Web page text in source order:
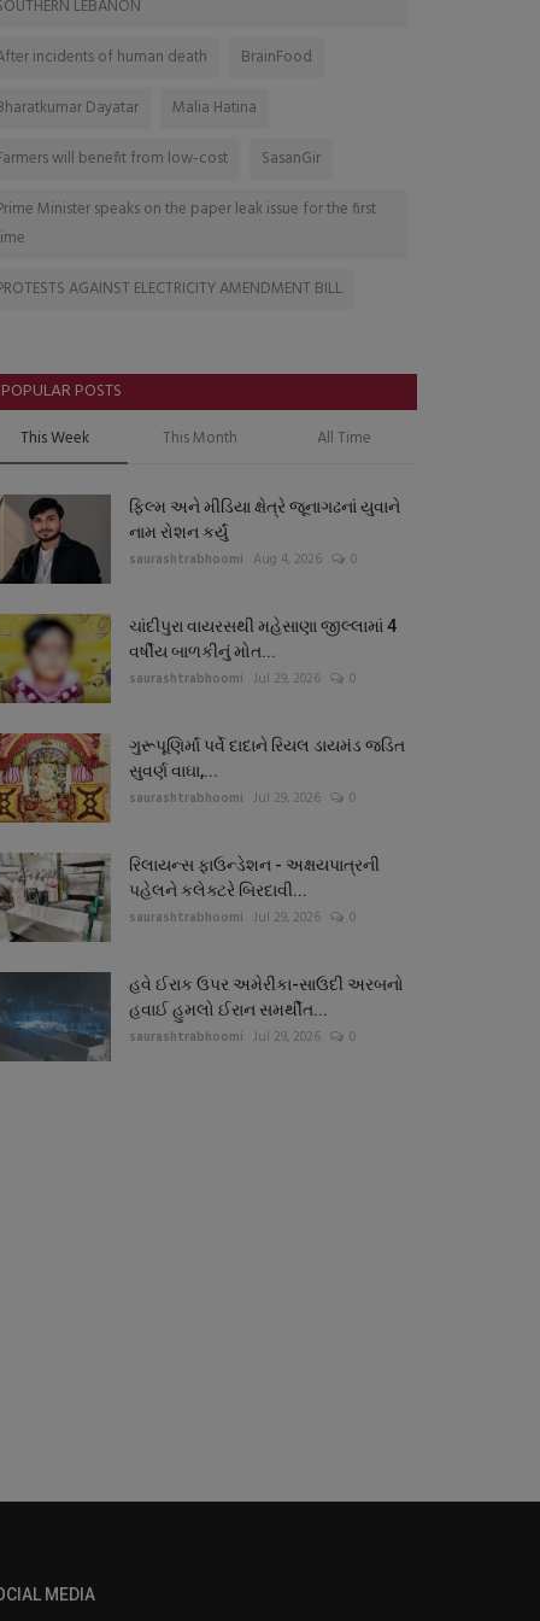
LEBANON
incidents of human death
BrainFood
Dayatar
Malia Hatina
will benefit from low-cost
SasanGir
Minister speaks on the paper leak issue for the first
AGAINST ELECTRICITY AMENDMENT BILL
POPULAR POSTS
This Week This Month All Time
ફિલ્મ અને મીડિયા ક્ષેત્રે જૂનાગઢનાં યુવાને
નામ રોશન કર્યું
saurashtrabhoomi Aug 4, 2026 0
ચાંદીપુરા વાયરસથી મહેસાણા જીલ્લામાં 4
વર્ષીય બાળકીનું મોત...
saurashtrabhoomi Jul 29, 2026 0
ગુરૂપૂણિર્માં પર્વે દાદાને રિયલ ડાયમંડ જડિત
સુવર્ણ વાઘા,...
saurashtrabhoomi Jul 29, 2026 0
રિલાયન્સ ફાઉન્ડેશન - અક્ષયપાત્રની
પહેલને કલેક્ટરે બિરદાવી...
saurashtrabhoomi Jul 29, 2026 0
હવે ઈરાક ઉપર અમેરીકા-સાઉદી અરબનો
હવાઈ હુમલો ઈરાન સમર્થીત...
saurashtrabhoomi Jul 29, 2026 0
MEDIA